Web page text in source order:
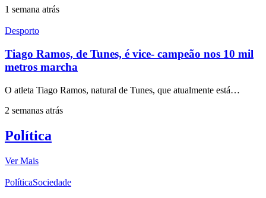
1 semana atrás
Desporto
Tiago Ramos, de Tunes, é vice- campeão nos 10 mil
metros marcha
O atleta Tiago Ramos, natural de Tunes, que atualmente está…
2 semanas atrás
Política
Ver Mais
PolíticaSociedade